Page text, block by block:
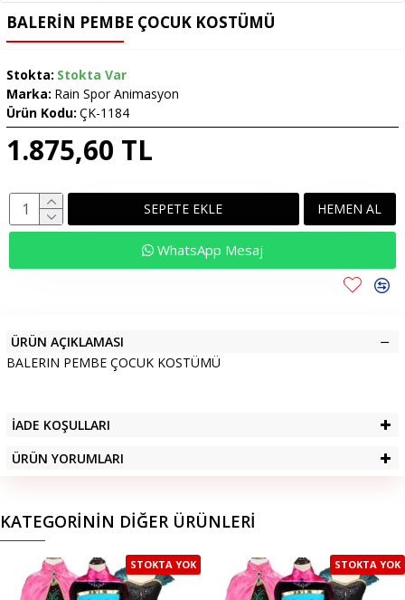
BALERIN PEMBE ÇOCUK KOSTÜMÜ
1.875,60 TL
Stokta: Stokta Var
Marka: Rain Spor Animasyon
Ürün Kodu: ÇK-1184
SEPETE EKLE HEMEN AL
WhatsApp Mesaj
ÜRÜN AÇIKLAMASI
BALERIN PEMBE ÇOCUK KOSTÜMÜ
İADE KOŞULLARI
ÜRÜN YORUMLARI
KATEGORININ DIĞER ÜRÜNLERI
STOKTA YOK STOKTA YOK